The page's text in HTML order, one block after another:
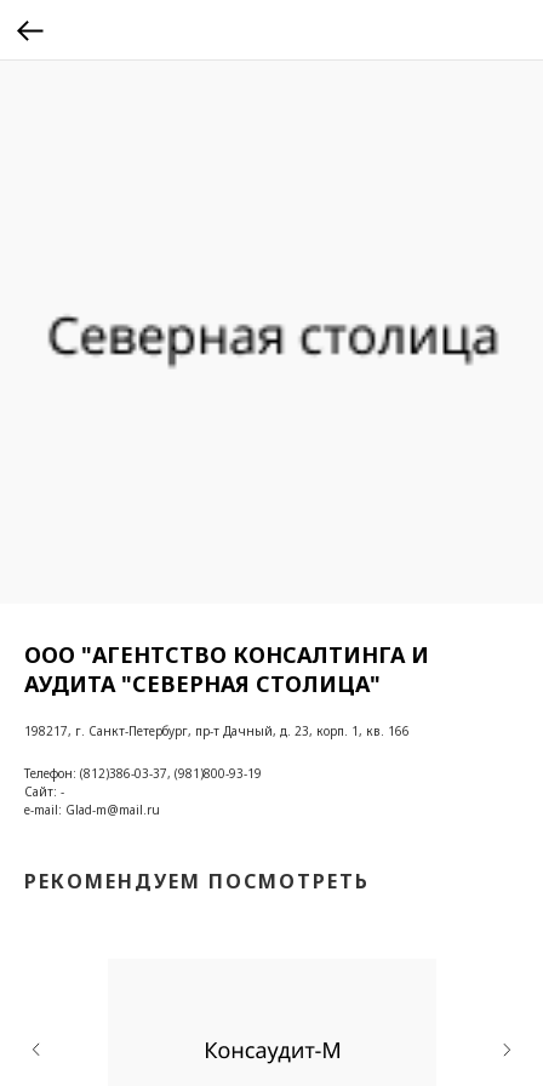
ООО "АГЕНТСТВО КОНСАЛТИНГА И
АУДИТА "СЕВЕРНАЯ СТОЛИЦА"
198217, г. Санкт-Петербург, пр-т Дачный, д. 23, корп. 1, кв. 166
Телефон: (812)386-03-37, (981)800-93-19
Сайт: -
e-mail: Glad-m@mail.ru
РЕКОМЕНДУЕМ ПОСМОТРЕТЬ